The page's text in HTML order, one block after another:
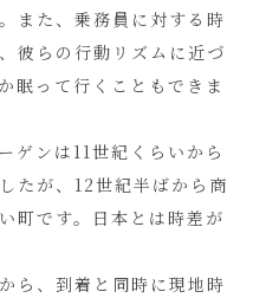
また、乗務員に対する時
彼らの行動リズムに近づ
眠って行くこともできま
ゲンは11世紀くらいから
たが、12世紀半ばから商
町です。日本とは時差が
ら、到着と同時に現地時